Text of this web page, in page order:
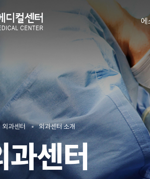
에
외과센터 외과센터 소개
과센터